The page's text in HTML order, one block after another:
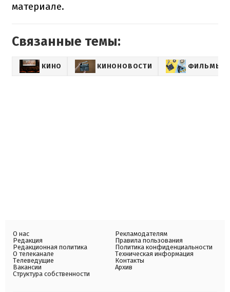
материале.
Связанные темы:
КИНО КИНОНОВОСТИ ФИЛЬМЫ
О нас
Редакция
Редакционная политика
О телеканале
Телеведущие
Вакансии
Структура собственности
Рекламодателям
Правила пользования
Политика конфиденциальности
Техническая информация
Контакты
Архив